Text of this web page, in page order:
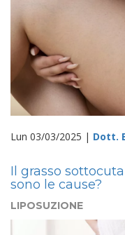
Lun 03/03/2025 | Dott.
Il grasso
sono le cause?
LIPOSUZIONE